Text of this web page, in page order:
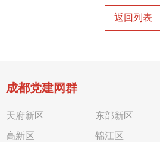
返回列表
成都党建网群
天府新区
东部新区
高新区
锦江区